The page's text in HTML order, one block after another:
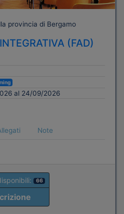
provincia di Bergamo
(FAD)
al 24/09/2026
Note
66